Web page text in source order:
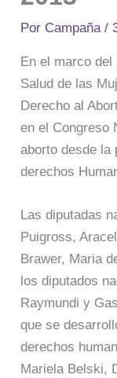
Por Campaña/
En el marco
Salud de las
Derecho al
en el Congreso
aborto desde la
derechos
Las diputadas
Puigross,
Brawer, Maria
los diputados
Raymundi y
que se
derechos
Mariela Belski,